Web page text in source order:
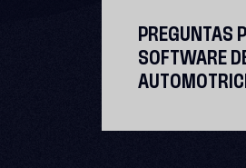
PREGUNTAS
SOFTWARE